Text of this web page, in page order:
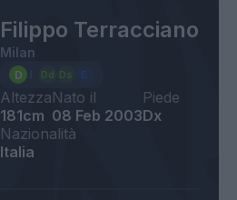
Filippo Terracciano
Milan
Altezza
181cm
Nato il
08 Feb 2003
Piede
Dx
Nazionalità
Italia